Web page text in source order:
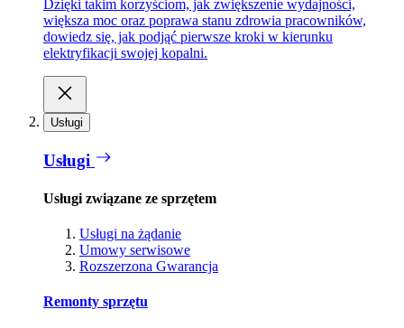
Dzięki takim korzyściom, jak zwiększenie wydajności,
większa moc oraz poprawa stanu zdrowia pracowników,
dowiedz się, jak podjąć pierwsze kroki w kierunku
elektryfikacji swojej kopalni.
Usługi
Usługi
Usługi związane ze sprzętem
Usługi na żądanie
Umowy serwisowe
Rozszerzona Gwarancja
Remonty sprzętu